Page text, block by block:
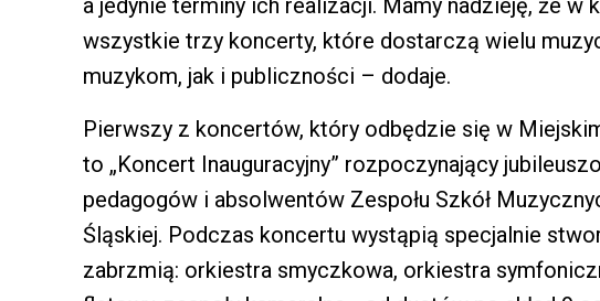
a jedynie terminy ich realizacji. Mamy nadzieję, że w
wszystkie trzy koncerty, które dostarczą wielu
muzykom, jak i publiczności – dodaje.
Pierwszy z koncertów, który odbędzie się w
to „Koncert Inauguracyjny” rozpoczynający
pedagogów i absolwentów Zespołu Szkół
Śląskiej. Podczas koncertu wystąpią specjalnie
zabrzmią: orkiestra smyczkowa, orkiestra